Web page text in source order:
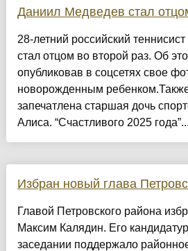
Даниил Медведев стал
28-летний российский
стал отцом во второй раз. Об
опубликовав в соцсетях свое
новорожденным
запечатлена старшая дочь
Алиса. “Счастливого 2025 года”...
Избран новый глава
Главой Петровского района
Максим Калядин. Его
заседании поддержало